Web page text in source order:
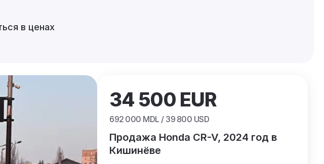
в ценах
Продажа Honda CR-V, 2024 год в
Кишинёве
34 500 EUR
692 000 MDL / 39 800 USD